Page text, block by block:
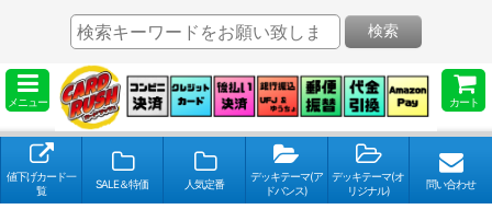
メニュー カート
検索
値下げカード一
覧
SALE＆特価 人気定番
デッキテーマ(ア
ドバンス)
デッキテーマ(オ
リジナル)
問い合わせ